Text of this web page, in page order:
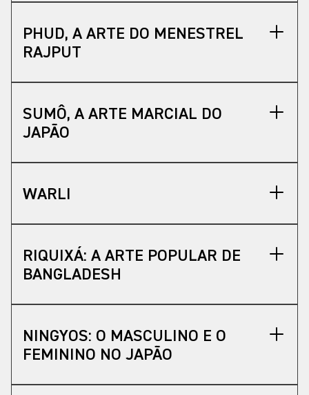
PHUD, A ARTE DO MENESTREL
RAJPUT
SUMÔ, A ARTE MARCIAL DO
JAPÃO
WARLI
RIQUIXÁ: A ARTE POPULAR DE
BANGLADESH
NINGYOS: O MASCULINO E O
FEMININO NO JAPÃO